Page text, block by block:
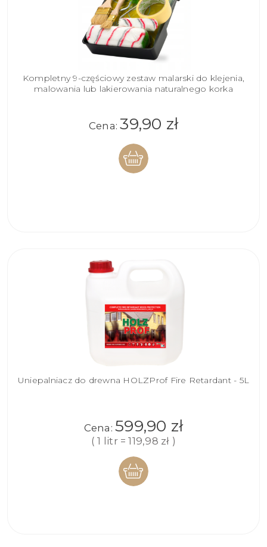
Kompletny 9-częściowy zestaw malarski do klejenia,
malowania lub lakierowania naturalnego korka
Cena: 39,90 zł
Uniepalniacz do drewna HOLZProf Fire Retardant - 5L
Cena: 599,90 zł
( 1 litr = 119,98 zł )